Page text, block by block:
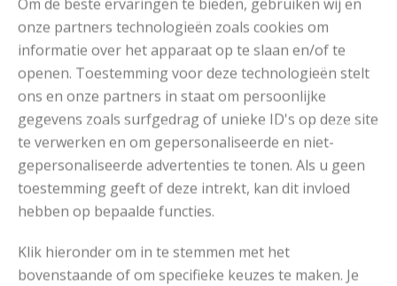
Om de beste ervaringen te bieden, gebruiken wij en
onze partners technologieën zoals cookies om
informatie over het apparaat op te slaan en/of te
openen. Toestemming voor deze technologieën stelt
ons en onze partners in staat om persoonlijke
gegevens zoals surfgedrag of unieke ID's op deze site
te verwerken en om gepersonaliseerde en niet-
gepersonaliseerde advertenties te tonen. Als u geen
toestemming geeft of deze intrekt, kan dit invloed
hebben op bepaalde functies.
Klik hieronder om in te stemmen met het
bovenstaande of om specifieke keuzes te maken. Je
MOOIE DIKGESTREEPTE SOKKEN BREIEN VAN DURABLE GAREN